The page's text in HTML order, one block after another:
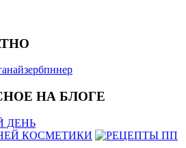
НА БЛОГЕ